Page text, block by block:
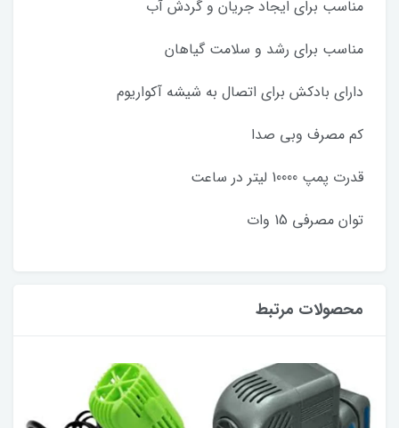
مناسب برای ایجاد جریان و گردش آب
مناسب برای رشد و سلامت گیاهان
دارای بادکش برای اتصال به شیشه آکواریوم
کم مصرف وبی صدا
قدرت پمپ 10000 لیتر در ساعت
توان مصرفی 15 وات
محصولات مرتبط